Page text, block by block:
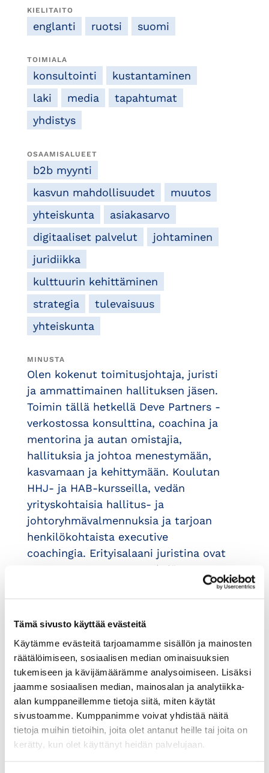
Tämä sivusto käyttää evästeitä
Käytämme evästeitä tarjoamamme sisällön ja mainosten
räätälöimiseen, sosiaalisen median ominaisuuksien
tukemiseen ja kävijämäärämme analysoimiseen. Lisäksi
jaamme sosiaalisen median, mainosalan ja analytiikka-
alan kumppaneillemme tietoja siitä, miten käytät
sivustoamme. Kumppanimme voivat yhdistää näitä
tietoja muihin tietoihin, joita olet antanut heille tai joita on
kerätty, kun olet käyttänyt heidän palvelujaan.
KIELITAITO
englanti ruotsi suomi
TOIMIALA
konsultointi
kustantaminen
laki
media
tapahtumat
yhdistys
OSAAMISALUEET
b2b myynti
kasvun mahdollisuudet
muutos
yhteiskunta
asiakasarvo
digitaaliset palvelut
johtaminen
juridiikka
kulttuurin kehittäminen
strategia
tulevaisuus
yhteiskunta
MINUSTA
Olen kokenut toimitusjohtaja, juristi
ja ammattimainen hallituksen jäsen.
Toimin tällä hetkellä Deve Partners -
verkostossa konsulttina, coachina ja
mentorina ja autan omistajia,
hallituksia ja johtoa menestymään,
kasvamaan ja kehittymään. Koulutan
HHJ- ja HAB-kursseilla, vedän
yrityskohtaisia hallitus- ja
johtoryhmävalmennuksia ja tarjoan
henkilökohtaista executive
coachingia. Erityisalaani juristina ovat
Corporate Governance, yhtiö-,
immateriaalioikeudet (IPR),
lisensiointi- ja muut sopimukset sekä
vaikuttajaviestijä ja lobbari.
Minulla on yli 20 v kokemus
liikkeenjohdossa johtoryhmän
jäsenenä ja toimitusjohtajana noin
70-100 FTE:n ja 50-70 meur/v
vaihtavassa